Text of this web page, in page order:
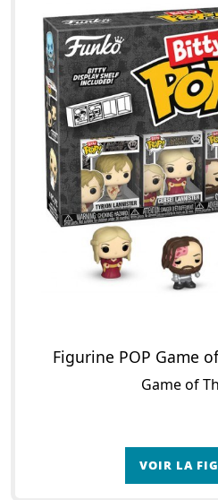
Figurine POP Game
Game of
VOIR LA